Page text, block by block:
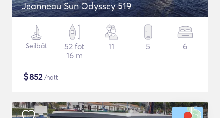
Jeanneau Sun Odyssey 519
Seilbåt
52 fot
16 m
11 5 6
$852/natt